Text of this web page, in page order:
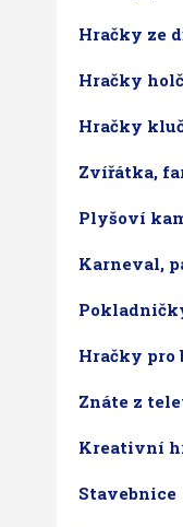
Hračky ze
Hračky
Hračky
Zvířátka,
Plyšoví
Karneval,
Hračky
Znáte z
Kreativní
Stavebnice